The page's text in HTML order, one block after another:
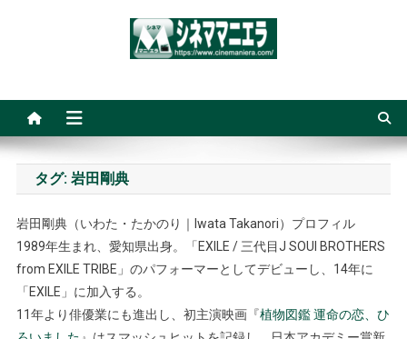
タグ: 岩田剛典
岩田剛典（いわた・たかのり｜Iwata Takanori）プロフィル
1989年生まれ、愛知県出身。「EXILE / 三代目J SOUl BROTHERS
from EXILE TRIBE」のパフォーマーとしてデビューし、14年に
「EXILE」に加入する。
11年より俳優業にも進出し、初主演映画『植物図鑑 運命の恋、ひ